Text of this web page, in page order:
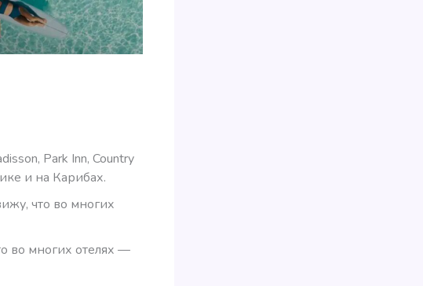
Park Inn, Country
и на Карибах.
что во многих
во многих отелях —